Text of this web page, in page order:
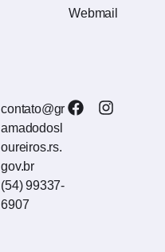
contato@gr
amadodosl
oureiros.rs.
gov.br
(54) 99337-
6907
Webmail